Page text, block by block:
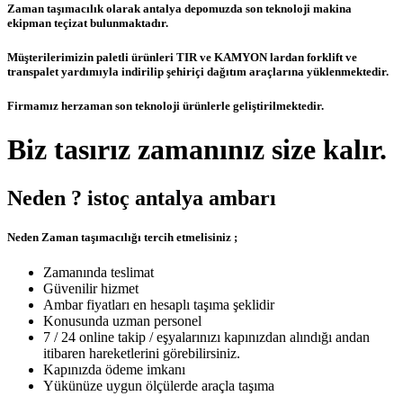
Zaman taşımacılık olarak antalya depomuzda son teknoloji makina
ekipman teçizat bulunmaktadır.
Müşterilerimizin paletli ürünleri TIR ve KAMYON lardan forklift ve
transpalet yardımıyla indirilip şehiriçi dağıtım araçlarına yüklenmektedir.
Firmamız herzaman son teknoloji ürünlerle geliştirilmektedir.
Biz tasırız zamanınız size kalır.
Neden ? istoç antalya ambarı
Neden Zaman taşımacılığı tercih etmelisiniz ;
Zamanında teslimat
Güvenilir hizmet
Ambar fiyatları en hesaplı taşıma şeklidir
Konusunda uzman personel
7 / 24 online takip / eşyalarınızı kapınızdan alındığı andan
itibaren hareketlerini görebilirsiniz.
Kapınızda ödeme imkanı
Yükünüze uygun ölçülerde araçla taşıma